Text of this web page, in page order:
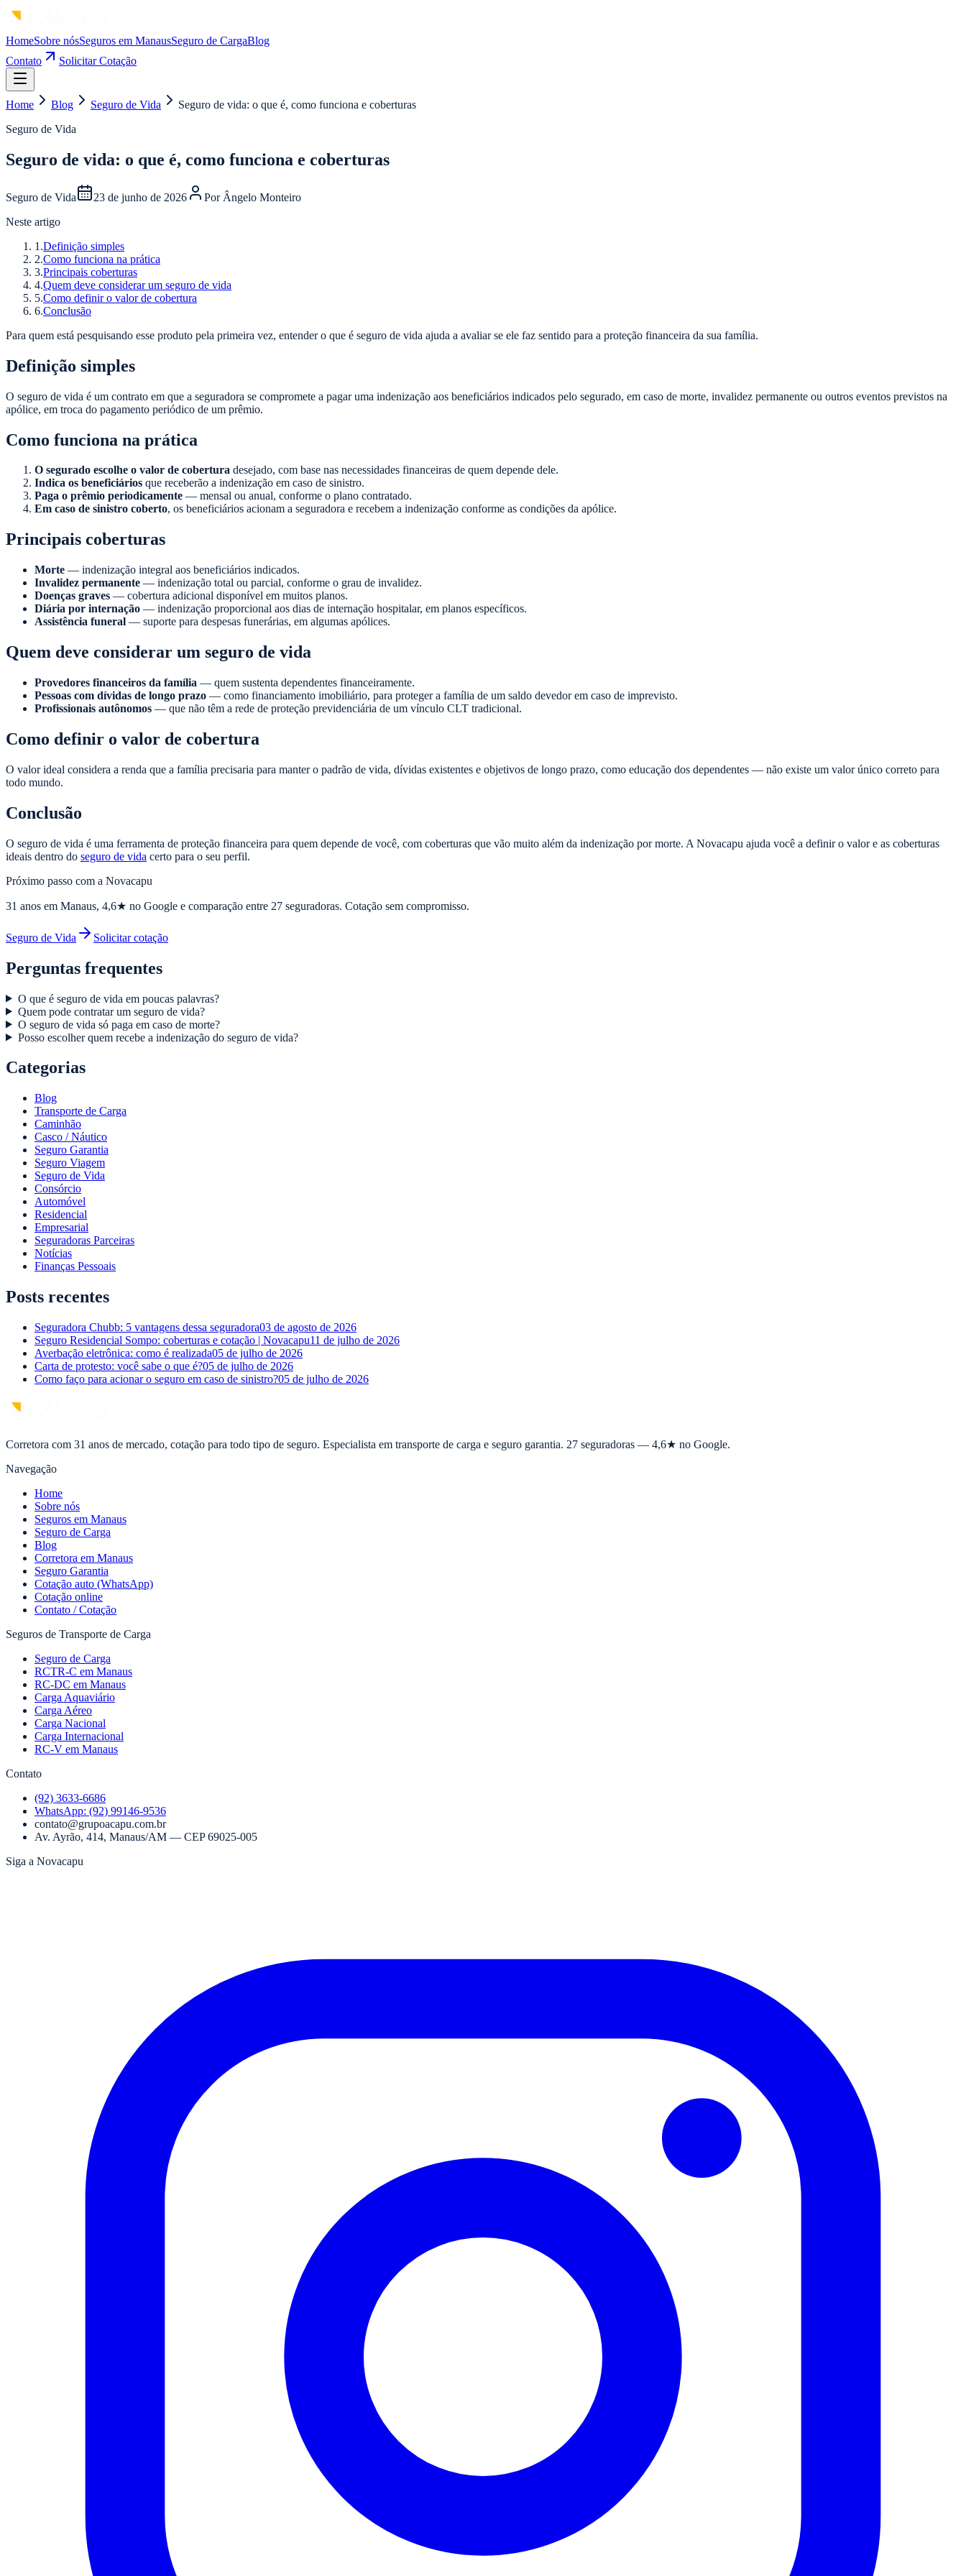
HomeSobre nósSeguros em ManausSeguro de CargaBlog
Contato
Solicitar Cotação
Home Blog Seguro de Vida
Seguro de vida: o que é, como funciona e coberturas
Seguro de Vida
Seguro de vida: o que é, como funciona e coberturas
Seguro de Vida 23 de junho de 2026 Por Ângelo Monteiro
Neste artigo
1 .Definição simples
2.Como funciona na prática
3.Principais coberturas
4.Quem deve considerar um seguro de vida
5.Como definir o valor de cobertura
6.Conclusão
Para quem está pesquisando esse produto pela primeira vez, entender o que é seguro de vida ajuda a avaliar se ele faz sentido para a proteção financeira da sua família.
Definição simples
O seguro de vida é um contrato em que a seguradora se compromete a pagar uma indenização aos beneficiários indicados pelo segurado, em caso de morte, invalidez permanente ou outros eventos previstos na
apólice, em troca do pagamento periódico de um prêmio.
Como funciona na prática
O segurado escolhe o valor de cobertura desejado, com base nas necessidades financeiras de quem depende dele.
Indica os beneficiários que receberão a indenização em caso de sinistro.
Paga o prêmio periodicamente — mensal ou anual, conforme o plano contratado.
Em caso de sinistro coberto, os beneficiários acionam a seguradora e recebem a indenização conforme as condições da apólice.
Principais coberturas
Morte — indenização integral aos beneficiários indicados.
Invalidez permanente — indenização total ou parcial, conforme o grau de invalidez.
Doenças graves — cobertura adicional disponível em muitos planos.
Diária por internação — indenização proporcional aos dias de internação hospitalar, em planos específicos.
Assistência funeral — suporte para despesas funerárias, em algumas apólices.
Quem deve considerar um seguro de vida
Provedores financeiros da família — quem sustenta dependentes financeiramente.
Pessoas com dívidas de longo prazo — como financiamento imobiliário, para proteger a família de um saldo devedor em caso de imprevisto.
Profissionais autônomos — que não têm a rede de proteção previdenciária de um vínculo CLT tradicional.
Como definir o valor de cobertura
O valor ideal considera a renda que a família precisaria para manter o padrão de vida, dívidas existentes e objetivos de longo prazo, como educação dos dependentes — não existe um valor único correto para
todo mundo.
Conclusão
O seguro de vida é uma ferramenta de proteção financeira para quem depende de você, com coberturas que vão muito além da indenização por morte. A Novacapu ajuda você a definir o valor e as coberturas
ideais dentro do seguro de vida certo para o seu perfil.
Próximo passo com a Novacapu
31 anos em Manaus, 4,6★ no Google e comparação entre 27 seguradoras. Cotação sem compromisso.
Seguro de Vida Solicitar cotação
Perguntas frequentes
O que é seguro de vida em poucas palavras?
Quem pode contratar um seguro de vida?
O seguro de vida só paga em caso de morte?
Posso escolher quem recebe a indenização do seguro de vida?
Categorias
Blog
Transporte de Carga
Caminhão
Casco / Náutico
Seguro Garantia
Seguro Viagem
Seguro de Vida
Consórcio
Automóvel
Residencial
Empresarial
Seguradoras Parceiras
Notícias
Finanças Pessoais
Posts recentes
Seguradora Chubb: 5 vantagens dessa seguradora03 de agosto de 2026
Seguro Residencial Sompo: coberturas e cotação | Novacapu11 de julho de 2026
Averbação eletrônica: como é realizada05 de julho de 2026
Carta de protesto: você sabe o que é?05 de julho de 2026
Como faço para acionar o seguro em caso de sinistro?05 de julho de 2026
Corretora com 31 anos de mercado, cotação para todo tipo de seguro. Especialista em transporte de carga e seguro garantia. 27 seguradoras — 4,6★ no Google.
Navegação
Home
Sobre nós
Seguros em Manaus
Seguro de Carga
Blog
Corretora em Manaus
Seguro Garantia
Cotação auto (WhatsApp)
Cotação online
Contato / Cotação
Seguros de Transporte de Carga
Seguro de Carga
RCTR-C em Manaus
RC-DC em Manaus
Carga Aquaviário
Carga Aéreo
Carga Nacional
Carga Internacional
RC-V em Manaus
Contato
(92) 3633-6686
WhatsApp: (92) 99146-9536
contato@grupoacapu.com.br
Av. Ayrão, 414, Manaus/AM — CEP69025-005
Siga a Novacapu